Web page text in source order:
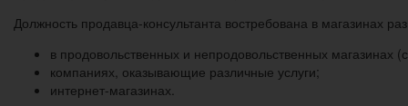
Должность продавца-консультанта востребована в магазинах
в продовольственных и непродовольственных магазинах
компаниях, оказывающие различные услуги;
интернет-магазинах.